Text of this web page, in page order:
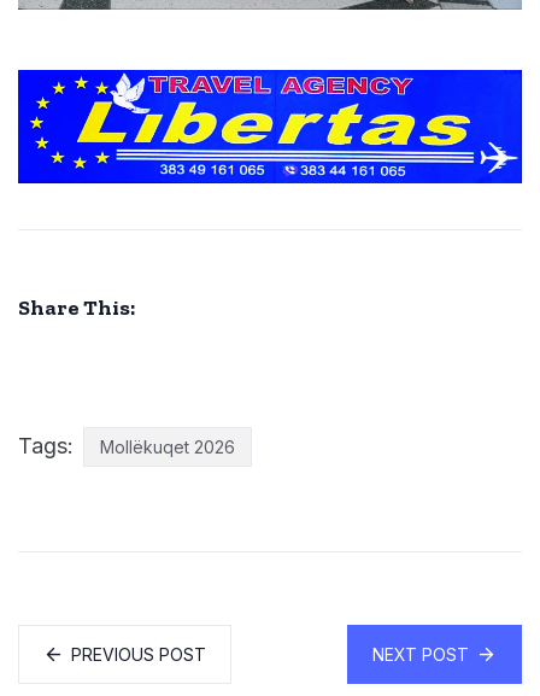
Share This:
Tags: Mollëkuqet 2026
PREVIOUS POST NEXT POST